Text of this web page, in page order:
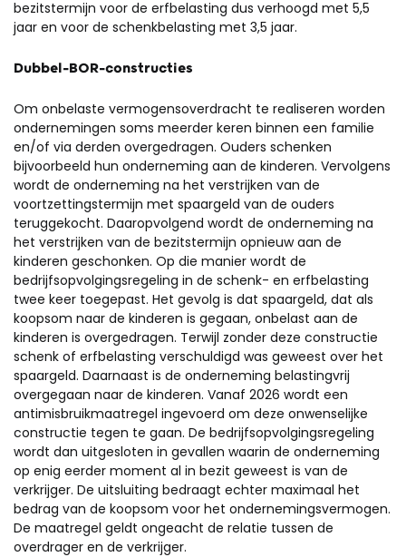
bezitstermijn voor de erfbelasting dus verhoogd met 5,5
jaar en voor de schenkbelasting met 3,5 jaar.
Dubbel-BOR-constructies
Om onbelaste vermogensoverdracht te realiseren worden
ondernemingen soms meerder keren binnen een familie
en/of via derden overgedragen. Ouders schenken
bijvoorbeeld hun onderneming aan de kinderen. Vervolgens
wordt de onderneming na het verstrijken van de
voortzettingstermijn met spaargeld van de ouders
teruggekocht. Daaropvolgend wordt de onderneming na
het verstrijken van de bezitstermijn opnieuw aan de
kinderen geschonken. Op die manier wordt de
bedrijfsopvolgingsregeling in de schenk- en erfbelasting
twee keer toegepast. Het gevolg is dat spaargeld, dat als
koopsom naar de kinderen is gegaan, onbelast aan de
kinderen is overgedragen. Terwijl zonder deze constructie
schenk of erfbelasting verschuldigd was geweest over het
spaargeld. Daarnaast is de onderneming belastingvrij
overgegaan naar de kinderen. Vanaf 2026 wordt een
antimisbruikmaatregel ingevoerd om deze onwenselijke
constructie tegen te gaan. De bedrijfsopvolgingsregeling
wordt dan uitgesloten in gevallen waarin de onderneming
op enig eerder moment al in bezit geweest is van de
verkrijger. De uitsluiting bedraagt echter maximaal het
bedrag van de koopsom voor het ondernemingsvermogen.
De maatregel geldt ongeacht de relatie tussen de
overdrager en de verkrijger.